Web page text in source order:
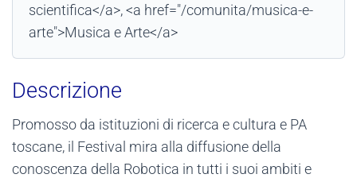
scientifica</a>, <a href="/comunita/musica-e-
arte">Musica e Arte</a>
Descrizione
Promosso da istituzioni di ricerca e cultura e PA
toscane, il Festival mira alla diffusione della
conoscenza della Robotica in tutti i suoi ambiti e